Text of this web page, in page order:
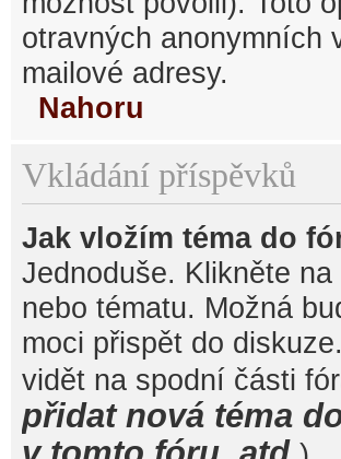
otravných anonymních
mailové adresy.
Nahoru
Vkládání příspěvků
Jak vložím téma do
Jednoduše. Klikněte
nebo tématu. Možná
moci přispět do
vidět na spodní části
přidat nová téma